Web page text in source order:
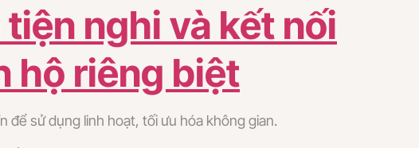
nghi và kết nối
hộ riêng biệt
để sử dụng linh hoạt, tối ưu hóa không gian.